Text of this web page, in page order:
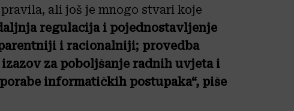
ali još je mnogo stvari koje
regulacija i pojednostavljenje
i racionalniji; provedba
za poboljšanje radnih uvjeta i
informatičkih postupaka“, piše